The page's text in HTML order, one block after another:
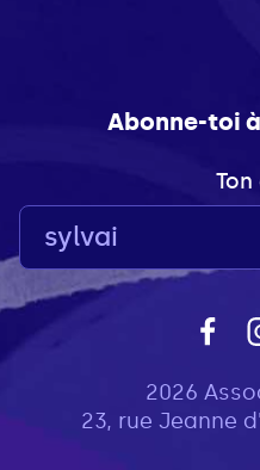
Abonne-toi
2026
23, rue Jeanne